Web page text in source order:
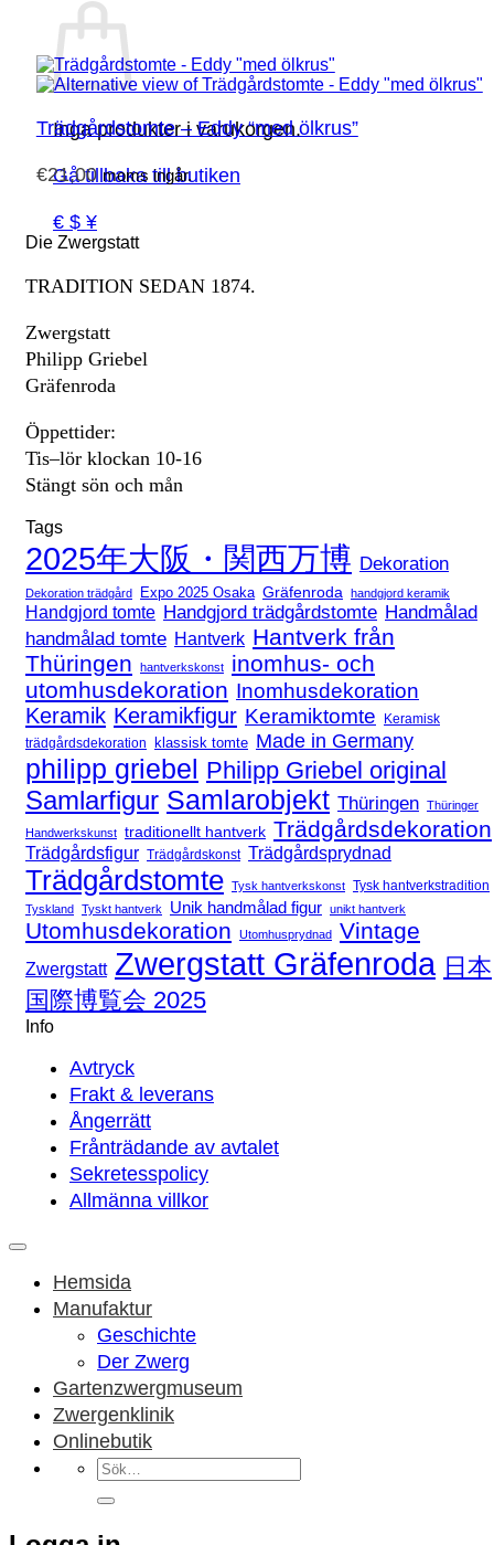
Inga produkter i varukorgen.
Gå tillbaka till butiken
€ $ ¥
Trädgårdstomte – Eddy “med ölkrus”
€21,00 moms ingår.
Die Zwergstatt
TRADITION SEDAN 1874.
Zwergstatt
Philipp Griebel
Gräfenroda
Öppettider:
Tis–lör klockan 10-16
Stängt sön och mån
Tags
2025年大阪・関西万博 Dekoration
Dekoration trädgård Expo 2025 Osaka Gräfenroda handgjord keramik
Handgjord tomte Handgjord trädgårdstomte Handmålad
handmålad tomte Hantverk Hantverk från
Thüringen
hantverkskonst
inomhus- och
utomhusdekoration Inomhusdekoration
Keramik Keramikfigur Keramiktomte
Keramisk
trädgårdsdekoration
klassisk tomte Made in Germany
philipp griebel Philipp Griebel original
Samlarfigur Samlarobjekt Thüringen Thüringer
Handwerkskunst traditionellt hantverk Trädgårdsdekoration
Trädgårdsfigur Trädgårdskonst Trädgårdsprydnad
Trädgårdstomte Tysk hantverkskonst Tysk hantverkstradition
Tyskland Tyskt hantverk Unik handmålad figur unikt hantverk
Utomhusdekoration Utomhusprydnad Vintage
Zwergstatt Zwergstatt Gräfenroda 日本
国際博覧会 2025
Info
Avtryck
Frakt & leverans
Ångerrätt
Frånträdande av avtalet
Sekretesspolicy
Allmänna villkor
Hemsida
Manufaktur
Geschichte
Der Zwerg
Gartenzwergmuseum
Zwergenklinik
Onlinebutik
Sök
efter: